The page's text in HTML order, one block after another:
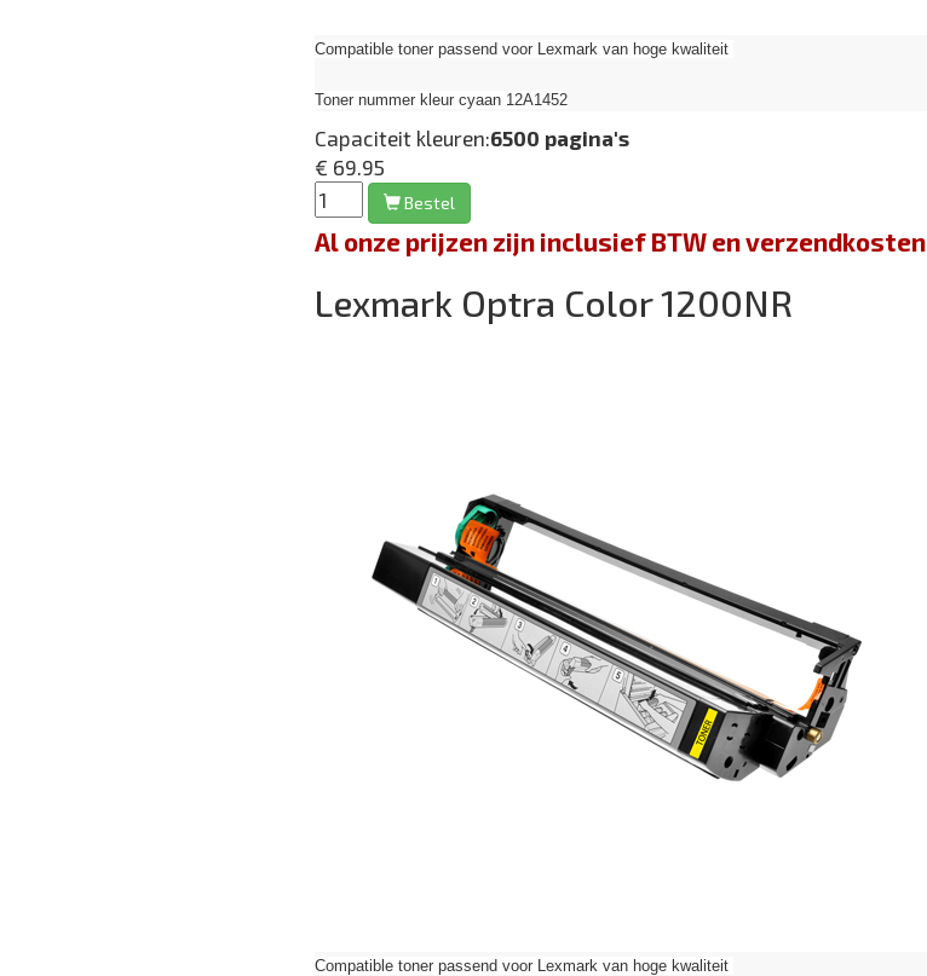
Compatible toner passend voor Lexmark van hoge kwaliteit
Toner nummer kleur cyaan 12A1452
Capaciteit kleuren:6500 pagina's
€ 69.95
Bestel
Al onze prijzen zijn inclusief BTW en verzendkosten
Lexmark Optra Color 1200NR
Compatible toner passend voor Lexmark van hoge kwaliteit